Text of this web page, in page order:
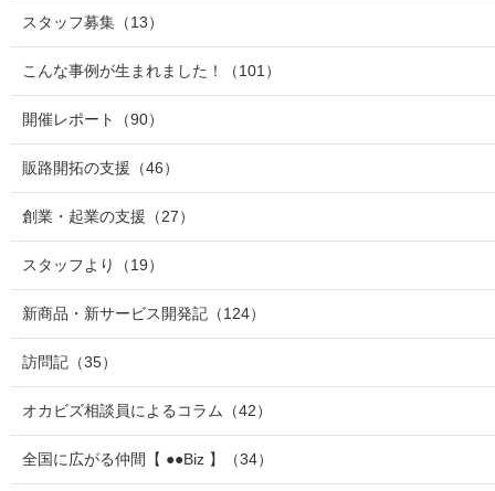
スタッフ募集 （13）
こんな事例が生まれました！ （101）
開催レポート （90）
販路開拓の支援 （46）
創業・起業の支援 （27）
スタッフより （19）
新商品・新サービス開発記 （124）
訪問記 （35）
オカビズ相談員によるコラム （42）
全国に広がる仲間【 ●●Biz 】 （34）